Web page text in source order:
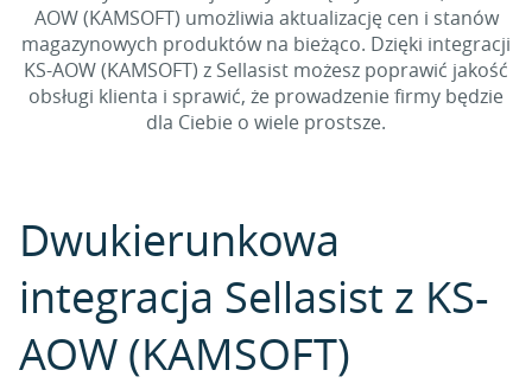
AOW (KAMSOFT) umożliwia aktualizację cen i stanów
magazynowych produktów na bieżąco. Dzięki integracji
KS-AOW (KAMSOFT) z Sellasist możesz poprawić jakość
obsługi klienta i sprawić, że prowadzenie firmy będzie
dla Ciebie o wiele prostsze.
Dwukierunkowa
integracja Sellasist z KS-
AOW (KAMSOFT)